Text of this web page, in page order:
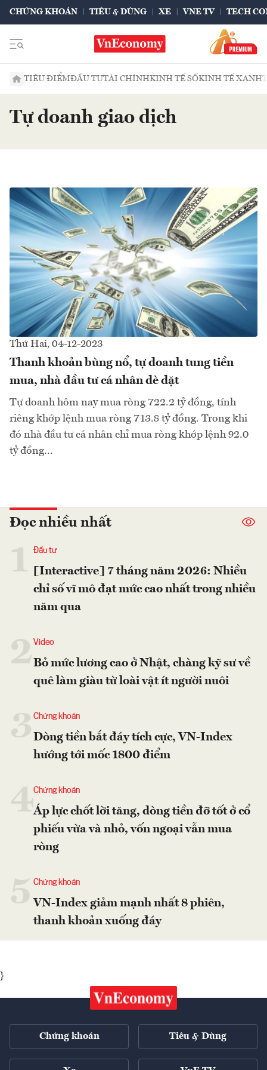
CHỨNG KHOÁN TIÊU & DÙNG XE VNE TV TECH
TIÊU ĐIỂMĐẦU TƯTÀI CHÍNHKINH TẾ SỐKINH TẾ XANH
Tự doanh giao dịch
Thứ Hai, 04-12-2023
Thanh khoản bùng nổ, tự doanh tung tiền
mua, nhà đầu tư cá nhân dè dặt
Tự doanh hôm nay mua ròng 722.2 tỷ đồng, tính
riêng khớp lệnh mua ròng 713.8 tỷ đồng. Trong khi
đó nhà đầu tư cá nhân chỉ mua ròng khớp lệnh 92.0
tỷ đồng...
Đọc nhiều nhất
Đầu tư
[Interactive] 7 tháng năm 2026: Nhiều
chỉ số vĩ mô đạt mức cao nhất trong nhiều
năm qua
2Video
Bỏ mức lương cao ở Nhật, chàng kỹ sư về
quê làm giàu từ loài vật ít người nuôi
Chứng khoán
Dòng tiền bắt đáy tích cực, VN-Index
hướng tới mốc 1800 điểm
4Chứng khoán
Áp lực chốt lời tăng, dòng tiền đỡ tốt ở cổ
phiếu vừa và nhỏ, vốn ngoại vẫn mua
ròng
Chứng khoán
VN-Index giảm mạnh nhất 8 phiên,
thanh khoản xuống đáy
}
Chứng khoán Tiêu & Dùng